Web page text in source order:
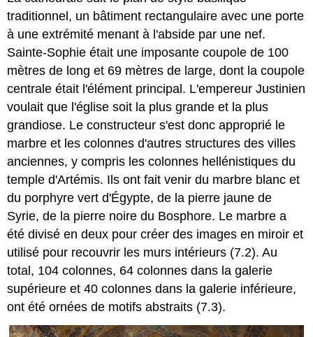
traditionnel, un bâtiment rectangulaire avec une porte
à une extrémité menant à l'abside par une nef.
Sainte-Sophie était une imposante coupole de 100
mètres de long et 69 mètres de large, dont la coupole
centrale était l'élément principal. L'empereur Justinien
voulait que l'église soit la plus grande et la plus
grandiose. Le constructeur s'est donc approprié le
marbre et les colonnes d'autres structures des villes
anciennes, y compris les colonnes hellénistiques du
temple d'Artémis. Ils ont fait venir du marbre blanc et
du porphyre vert d'Égypte, de la pierre jaune de
Syrie, de la pierre noire du Bosphore. Le marbre a
été divisé en deux pour créer des images en miroir et
utilisé pour recouvrir les murs intérieurs (7.2). Au
total, 104 colonnes, 64 colonnes dans la galerie
supérieure et 40 colonnes dans la galerie inférieure,
ont été ornées de motifs abstraits (7.3).